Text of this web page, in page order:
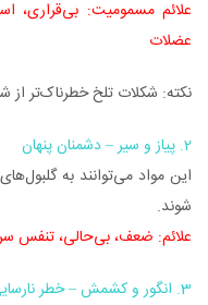
علائم مسمومیت: بی‌قراری،
عضلات
نکته: شکلات تلخ خطرناک‌تر
2. پیاز و سیر – دشمنان پنهان
این مواد می‌توانند به
شوند.
علائم: ضعف، بی‌حالی، تنفس
3. انگور و کشمش – خطر نارسایی کلیوی